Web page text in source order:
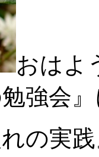
おはよ
強会
れの実